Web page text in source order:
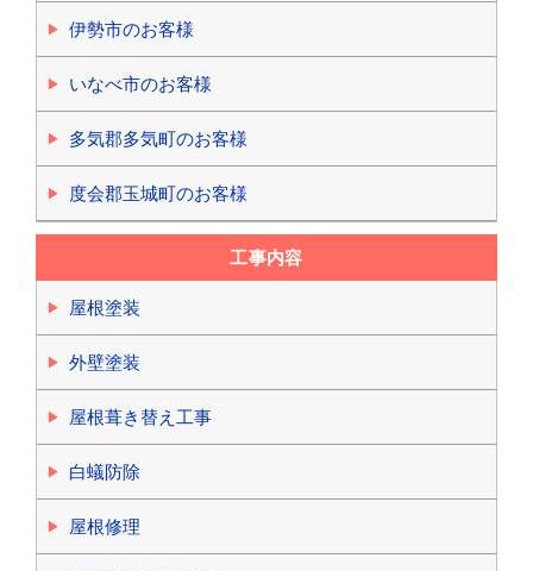
伊勢市のお客様
いなべ市のお客様
多気郡多気町のお客様
度会郡玉城町のお客様
工事内容
屋根塗装
外壁塗装
屋根葺き替え工事
白蟻防除
屋根修理